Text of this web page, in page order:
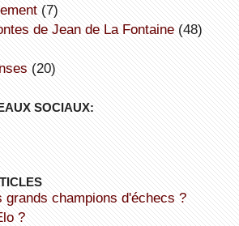
(7)
de Jean de La Fontaine(48)
(20)
SOCIAUX:
grands champions d'échecs ?
?